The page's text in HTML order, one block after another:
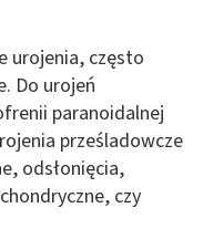
urojenia, często
Do urojeń
paranoidalnej
prześladowcze
odsłonięcia,
czy